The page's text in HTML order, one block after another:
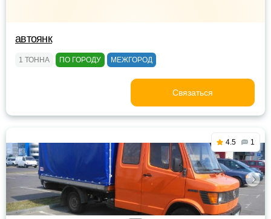
автоянк
1 ТОННА ПО ГОРОДУ МЕЖГОРОД
Связаться
4.5 1